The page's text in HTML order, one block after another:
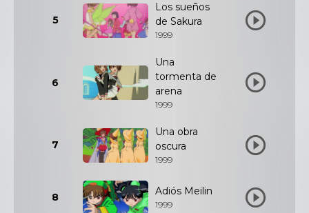
5
Los sueños
de Sakura
1999
6
Una
tormenta de
arena
1999
7
Una obra
oscura
1999
8 Adiós Meilin
1999